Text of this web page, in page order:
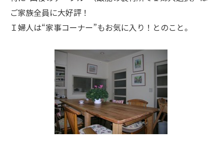
ご家族全員に大好評！
Ｉ婦人は“家事コーナー”もお気に入り！とのこと。